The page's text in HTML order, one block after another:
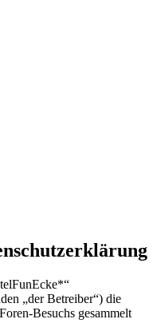
„der Betreiber“) die
Besuchs gesammelt